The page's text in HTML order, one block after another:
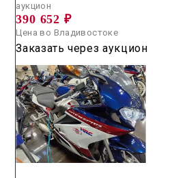
аукцион
390 652 ₽
Цена во Владивостоке
Заказать через аукцион